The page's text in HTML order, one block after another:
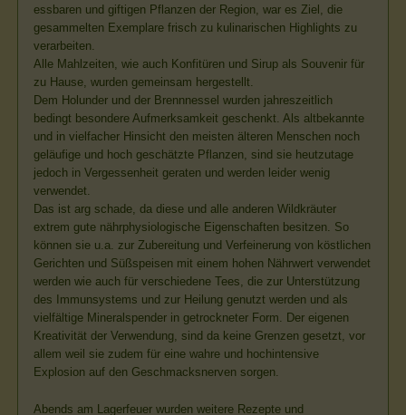
essbaren und giftigen Pflanzen der Region, war es Ziel, die
gesammelten Exemplare frisch zu kulinarischen Highlights zu
verarbeiten.
Alle Mahlzeiten, wie auch Konfitüren und Sirup als Souvenir für
zu Hause, wurden gemeinsam hergestellt.
Dem Holunder und der Brennnessel wurden jahreszeitlich
bedingt besondere Aufmerksamkeit geschenkt. Als altbekannte
und in vielfacher Hinsicht den meisten älteren Menschen noch
geläufige und hoch geschätzte Pflanzen, sind sie heutzutage
jedoch in Vergessenheit geraten und werden leider wenig
verwendet.
Das ist arg schade, da diese und alle anderen Wildkräuter
extrem gute nährphysiologische Eigenschaften besitzen. So
können sie u.a. zur Zubereitung und Verfeinerung von köstlichen
Gerichten und Süßspeisen mit einem hohen Nährwert verwendet
werden wie auch für verschiedene Tees, die zur Unterstützung
des Immunsystems und zur Heilung genutzt werden und als
vielfältige Mineralspender in getrockneter Form. Der eigenen
Kreativität der Verwendung, sind da keine Grenzen gesetzt, vor
allem weil sie zudem für eine wahre und hochintensive
Explosion auf den Geschmacksnerven sorgen.
Abends am Lagerfeuer wurden weitere Rezepte und